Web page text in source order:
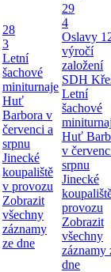
28
3
Letní
šachové
miniturnaje
Huť
Barbora v
červenci a
srpnu
Jinecké
koupaliště
v provozu
Zobrazit
všechny
záznamy
ze dne
29
4
Oslavy
výročí
založení
SDH
Letní
šachové
Huť
v
srpnu
Jinecké
provozu
Zobrazit
všechny
záznamy
dne